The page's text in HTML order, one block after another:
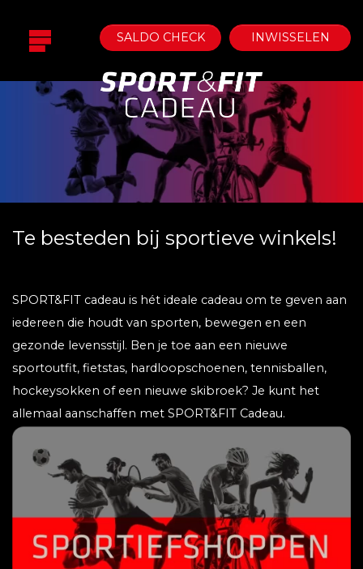
SALDO CHECK INWISSELEN
Te besteden bij sportieve winkels!
SPORT&FIT cadeau is hét ideale cadeau om te geven aan
iedereen die houdt van sporten, bewegen en een
gezonde levensstijl. Ben je toe aan een nieuwe
sportoutfit, fietstas, hardloopschoenen, tennisballen,
hockeysokken of een nieuwe skibroek? Je kunt het
allemaal aanschaffen met SPORT&FIT Cadeau.